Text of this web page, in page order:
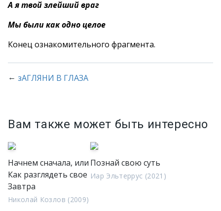
А я твой злейший враг
Мы были как одно целое
Конец ознакомительного фрагмента.
← зАГЛЯНИ В ГЛАЗА
Вам также может быть интересно
Начнем сначала, или
Как разглядеть свое
Завтра
Николай Козлов (2009)
Познай свою суть
Иар Эльтеррус (2021)